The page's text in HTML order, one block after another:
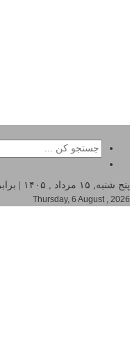
پنج شنبه, ۱۵ مرداد , ۱۴۰۵ | برابر با : 22 صفر 1448
Thursday, 6 August , 2026